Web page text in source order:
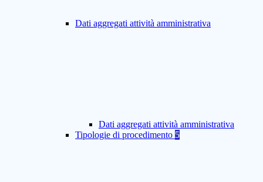
Dati aggregati attività amministrativa
Dati aggregati attività amministrativa
Tipologie di procedimento 5